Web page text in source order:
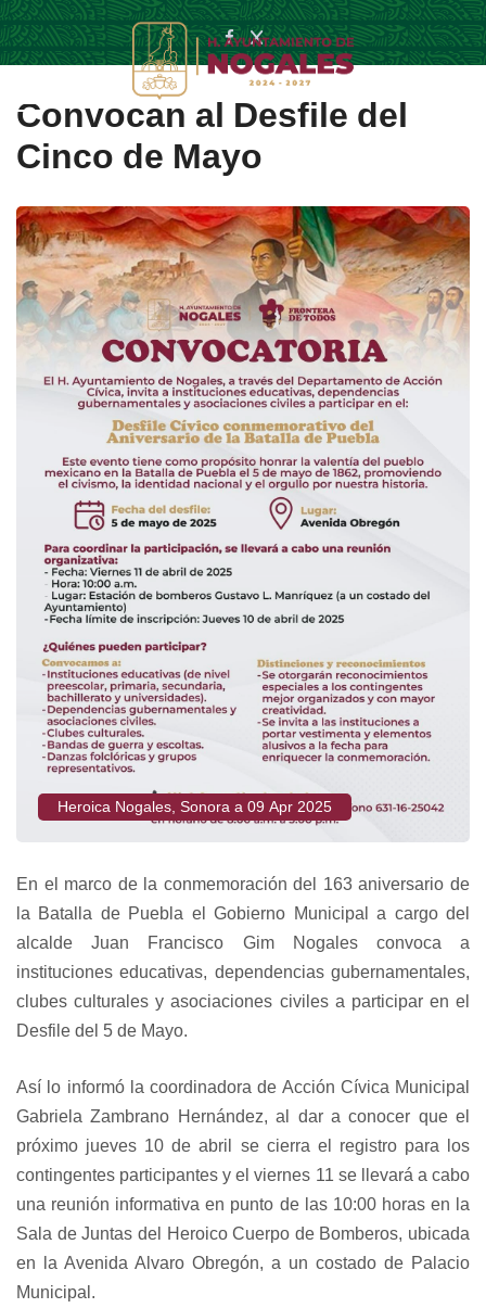
Convocan al Desfile del
Cinco de Mayo
Heroica Nogales, Sonora a 09 Apr 2025
En el marco de la conmemoración del 163 aniversario de
la Batalla de Puebla el Gobierno Municipal a cargo del
alcalde Juan Francisco Gim Nogales convoca a
instituciones educativas, dependencias gubernamentales,
clubes culturales y asociaciones civiles a participar en el
Desfile del 5 de Mayo.
Así lo informó la coordinadora de Acción Cívica Municipal
Gabriela Zambrano Hernández, al dar a conocer que el
próximo jueves 10 de abril se cierra el registro para los
contingentes participantes y el viernes 11 se llevará a cabo
una reunión informativa en punto de las 10:00 horas en la
Sala de Juntas del Heroico Cuerpo de Bomberos, ubicada
en la Avenida Alvaro Obregón, a un costado de Palacio
Municipal.